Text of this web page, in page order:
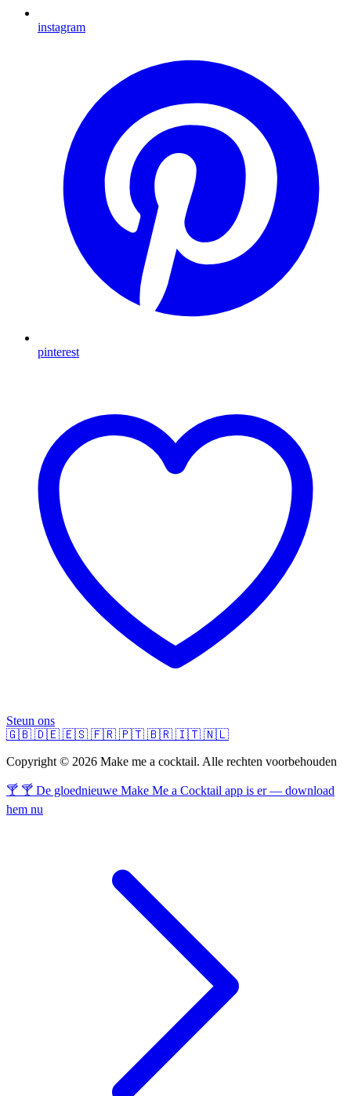
instagram
pinterest
Steun ons
🇬🇧 🇩🇪 🇪🇸 🇫🇷 🇵🇹 🇧🇷 🇮🇹 🇳🇱
Copyright © 2026 Make me a cocktail. Alle rechten voorbehouden
🍸 🍸 De gloednieuwe Make Me a Cocktail app is er — download
hem nu